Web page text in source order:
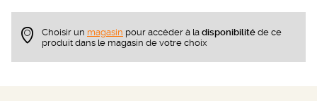
Choisir un magasin pour accèder à la disponibilité de ce
produit dans le magasin de votre choix